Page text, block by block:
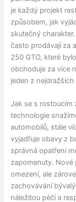
je každý projekt
způsobem, jak
skutečný
často prodávají za
250 GTO, které
obchoduje za více
jeden z
Jak se s rostoucím
technologie
automobilů, stále
vyjadřuje obavy z
správná opatření
zapomenuty. Nové
omezení, ale
zachovávání
náležitou péčí a